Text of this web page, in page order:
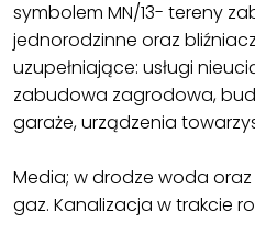
symbolem MN/13- tereny
jednorodzinne oraz
uzupełniające: usługi
zabudowa zagrodowa,
garaże, urządzenia
Media; w drodze woda
gaz. Kanalizacja w trakcie